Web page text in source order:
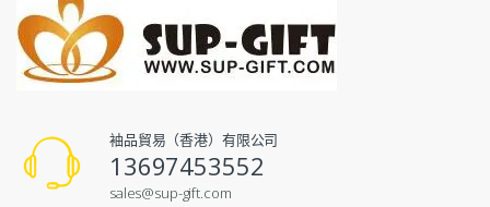
袖品貿易（香港）有限公司
13697453552
sales@sup-gift.com